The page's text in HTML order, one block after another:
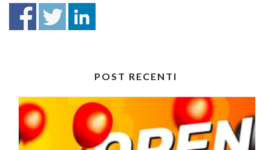
POST RECENTI